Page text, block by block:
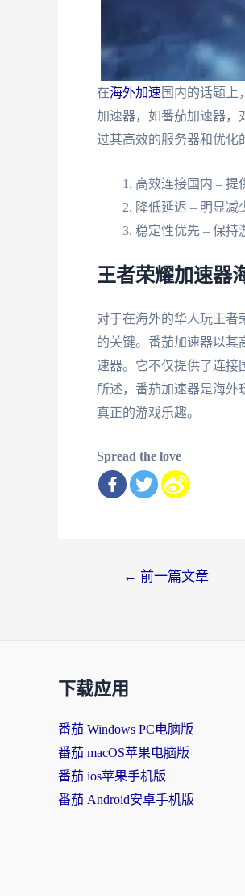
在海外加速国内的话题上
加速器，如番茄加速器，
过其高效的服务器和优化
高效连接国内 – 提
降低延迟 – 明显减
稳定性优先 – 保持
王者荣耀加速器
对于在海外的华人玩王者
的关键。番茄加速器以其
速器。它不仅提供了连接
所述，番茄加速器是海外
真正的游戏乐趣。
Spread the love
← 前一篇文章
下载应用
番茄 Windows PC电脑版
番茄 macOS苹果电脑版
番茄 ios苹果手机版
番茄 Android安卓手机版